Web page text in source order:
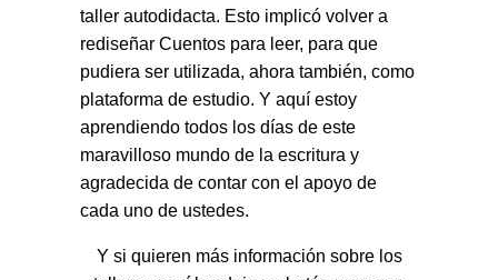
taller autodidacta. Esto implicó volver a
rediseñar Cuentos para leer, para que
pudiera ser utilizada, ahora también, como
plataforma de estudio. Y aquí estoy
aprendiendo todos los días de este
maravilloso mundo de la escritura y
agradecida de contar con el apoyo de
cada uno de ustedes.
Y si quieren más información sobre los